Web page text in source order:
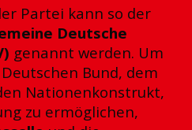
Partei kann so der
Deutsche
genannt werden. Um
Bund, dem
Nationenkonstrukt,
zu ermöglichen,